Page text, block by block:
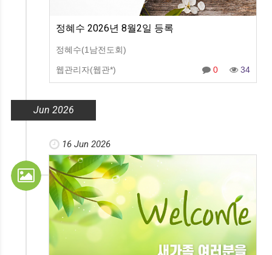
정혜수 2026년 8월2일 등록
정혜수(1남전도회)
웹관리자(웹관*) 0 34
Jun 2026
16 Jun 2026